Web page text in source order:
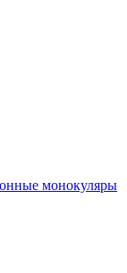
монокуляры